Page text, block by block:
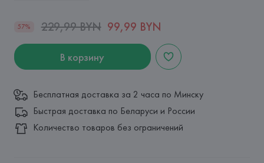
57% 229,99 BYN 99,99 BYN
В корзину
Бесплатная доставка за 2 часа по Минску
Быстрая доставка по Беларуси и России
Количество товаров без ограничений